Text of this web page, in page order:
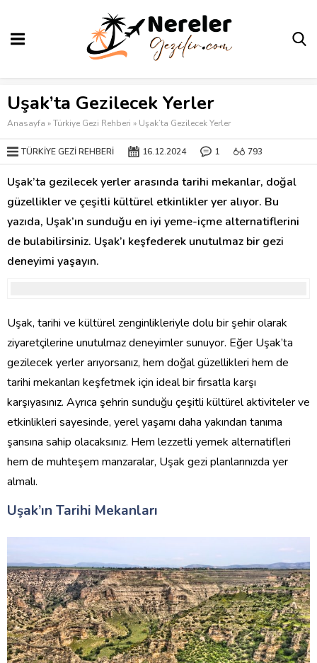
Uşak’ta Gezilecek Yerler
Anasayfa »Türkiye Gezi Rehberi » Uşak’ta Gezilecek Yerler
TÜRKIYE GEZI REHBERI 16.12.2024 1 793
Uşak’ta gezilecek yerler arasında tarihi mekanlar, doğal
güzellikler ve çeşitli kültürel etkinlikler yer alıyor. Bu
yazıda, Uşak’ın sunduğu en iyi yeme-içme alternatiflerini
de bulabilirsiniz. Uşak’ı keşfederek unutulmaz bir gezi
deneyimi yaşayın.
Uşak, tarihi ve kültürel zenginlikleriyle dolu bir şehir olarak
ziyaretçilerine unutulmaz deneyimler sunuyor. Eğer Uşak’ta
gezilecek yerler arıyorsanız, hem doğal güzellikleri hem de
tarihi mekanları keşfetmek için ideal bir fırsatla karşı
karşıyasınız. Ayrıca şehrin sunduğu çeşitli kültürel aktiviteler ve
etkinlikleri sayesinde, yerel yaşamı daha yakından tanıma
şansına sahip olacaksınız. Hem lezzetli yemek alternatifleri
hem de muhteşem manzaralar, Uşak gezi planlarınızda yer
almalı.
Uşak’ın Tarihi Mekanları